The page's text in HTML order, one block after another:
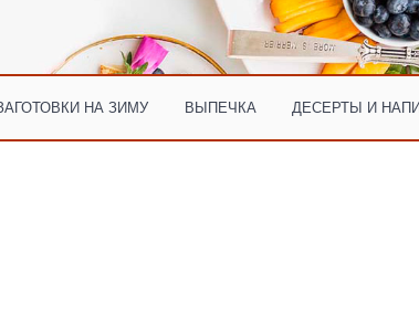
НА ЗИМУ ВЫПЕЧКА ДЕСЕРТЫ И